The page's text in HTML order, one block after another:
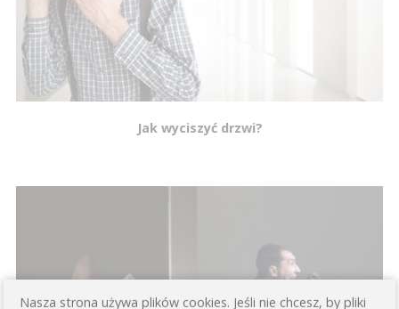
Jak wyciszyć drzwi?
Nasza strona używa plików cookies. Jeśli nie chcesz, by pliki